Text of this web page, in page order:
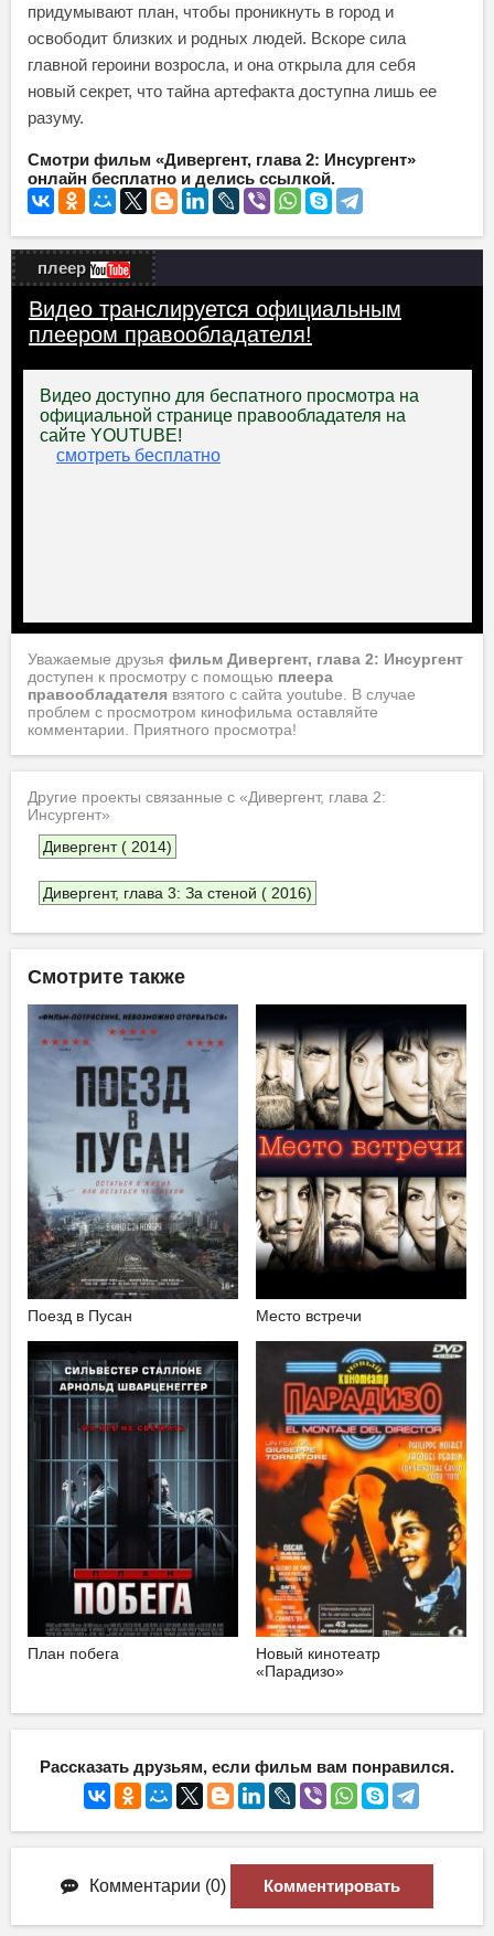
придумывают план, чтобы проникнуть в город и
освободит близких и родных людей. Вскоре сила
главной героини возросла, и она открыла для себя
новый секрет, что тайна артефакта доступна лишь ее
разуму.
Смотри фильм «Дивергент, глава 2: Инсургент»
онлайн бесплатно и делись ссылкой.
плеер
Видео транслируется официальным
плеером правообладателя!
Видео доступно для беспатного просмотра на
официальной странице правообладателя на
сайте YOUTUBE!
Уважаемые друзья фильм Дивергент, глава 2: Инсургент
доступен к просмотру с помощью плеера
правообладателя взятого с сайта youtube. В случае
проблем с просмотром кинофильма оставляйте
комментарии. Приятного просмотра!
Другие проекты связанные с «Дивергент, глава 2:
Инсургент»
Дивергент ( 2014)
Дивергент, глава 3: За стеной ( 2016)
Смотрите также
Поезд в Пусан Место встречи
План побега
Новый кинотеатр
«Парадизо»
Рассказать друзьям, если фильм вам понравился.
Комментарии (0) Комментировать